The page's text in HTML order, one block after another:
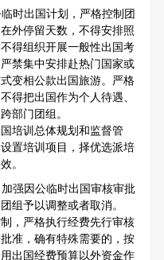
时出国计划，严格控制团
外停留天数，不得安排照
得组织开展一般性出国考
禁集中安排赴热门国家或
变相公款出国旅游。严格
得把出国作为个人待遇、
部门团组。
培训总体规划和监督管
置培训项目，择优选派培
。
强因公临时出国审核审批
组予以调整或者取消。
，严格执行经费先行审核
准，确有特殊需要的，按
出国经费预算以外资金作